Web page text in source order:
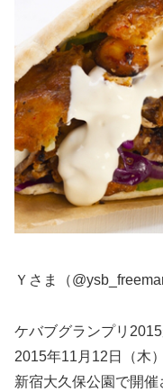
Ｙさま（
ケバブグランプリ
2015年11月12日（木
新宿大久保公園で開催